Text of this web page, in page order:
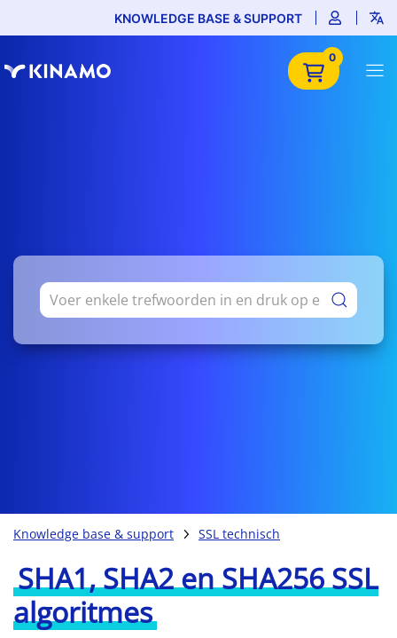
KNOWLEDGE BASE & SUPPORT
0
Knowledge base & support SSL technisch
SHA1, SHA2 en SHA256 SSL
algoritmes